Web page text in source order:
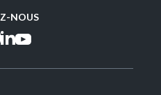
NOUS